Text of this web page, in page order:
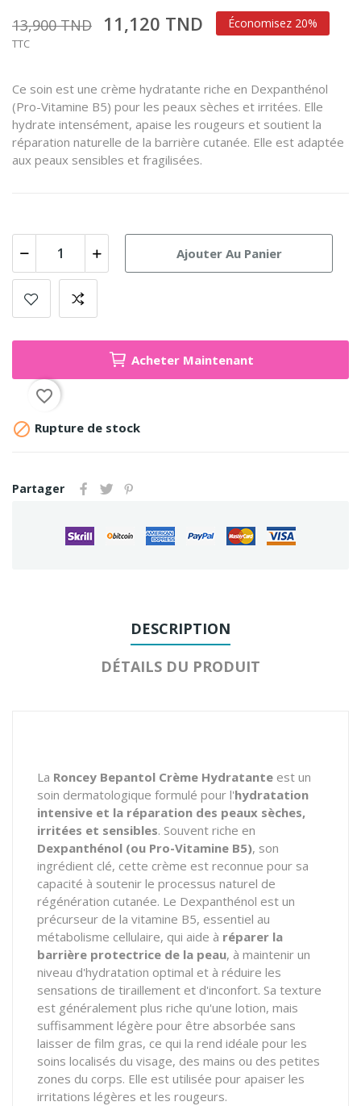
13,900 TND 11,120 TND Économisez 20%
TTC
Ce soin est une crème hydratante riche en Dexpanthénol
(Pro-Vitamine B5) pour les peaux sèches et irritées. Elle
hydrate intensément, apaise les rougeurs et soutient la
réparation naturelle de la barrière cutanée. Elle est adaptée
aux peaux sensibles et fragilisées.
Ajouter Au Panier
Acheter Maintenant
favorite_border
 Rupture de stock
Partager
DESCRIPTION
DÉTAILS DU PRODUIT
La Roncey Bepantol Crème Hydratante est un
soin dermatologique formulé pour l'hydratation
intensive et la réparation des peaux sèches,
irritées et sensibles. Souvent riche en
Dexpanthénol (ou Pro-Vitamine B5), son
ingrédient clé, cette crème est reconnue pour sa
capacité à soutenir le processus naturel de
régénération cutanée. Le Dexpanthénol est un
précurseur de la vitamine B5, essentiel au
métabolisme cellulaire, qui aide à réparer la
barrière protectrice de la peau, à maintenir un
niveau d'hydratation optimal et à réduire les
sensations de tiraillement et d'inconfort. Sa texture
est généralement plus riche qu'une lotion, mais
suffisamment légère pour être absorbée sans
laisser de film gras, ce qui la rend idéale pour les
soins localisés du visage, des mains ou des petites
zones du corps. Elle est utilisée pour apaiser les
irritations légères et les rougeurs.